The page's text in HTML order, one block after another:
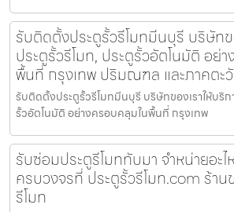
รับติดตั้งประตูรั้วรีโมทมีนบุรี บริษัทข
ประตูรั้วรีโมท, ประตูรั้วอัตโนมัติ อย่
พื้นที่ กรุงเทพ ปริมณฑล และภาคตะ
รับติดตั้งประตูรั้วรีโมทมีนบุรี บริษัทของเราให้บริก
รั้วอัตโนมัติ อย่างครอบคลุมในพื้นที่ กรุงเทพ
รับซ่อมประตูรีโมททับมา จำหน่ายอะไ
ครบวงจรที่ ประตูรั้วรีโมท.com ร้าน
รีโมท